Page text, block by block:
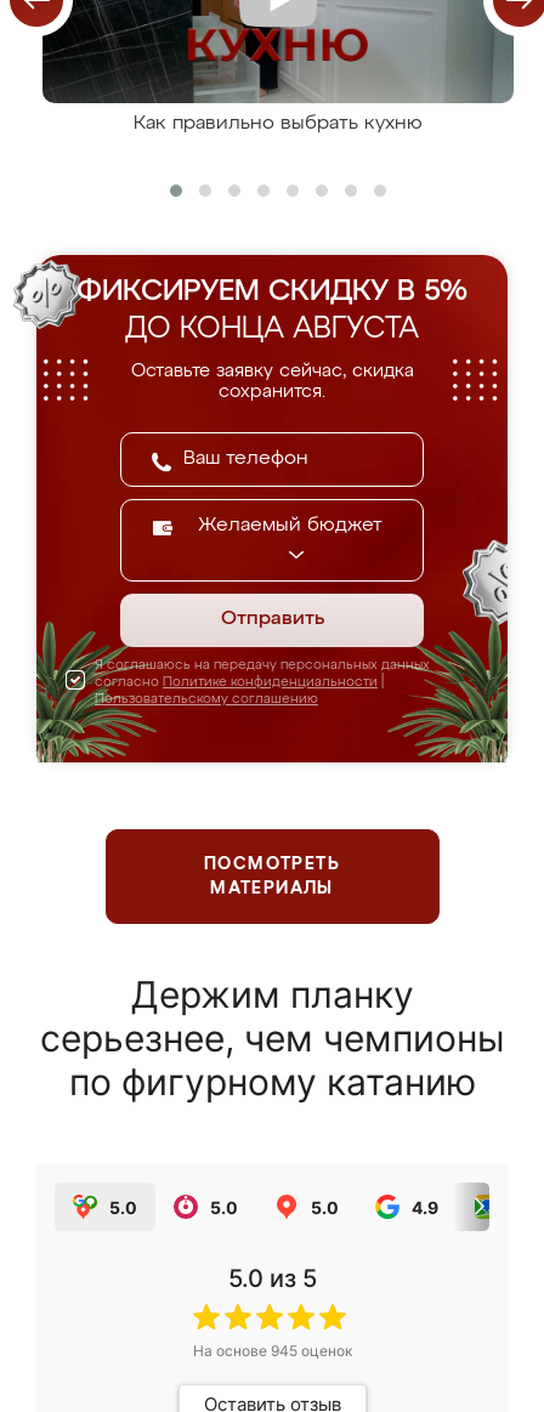
Как правильно выбрать кухню
ФИКСИРУЕМ СКИДКУ В 5%
ДО КОНЦА АВГУСТА
Оставьте заявку сейчас, скидка
сохранится.
Желаемый бюджет
Отправить
Я соглашаюсь на передачу персональных данных
согласно Политике конфиденциальности
Пользовательскому соглашению
ПОСМОТРЕТЬ
МАТЕРИАЛЫ
Держим планку
серьезнее, чем чемпионы
по фигурному катанию
5.0 5.0 5.0 4.9
5.0 из 5
На основе 945оценок
Оставить отзыв